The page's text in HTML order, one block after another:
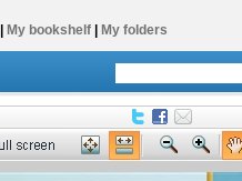
My bookshelf My folders